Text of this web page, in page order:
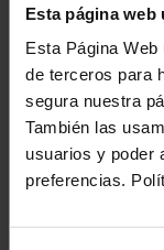
Esta página web
Esta Página
de terceros para
segura nuestra
También las
usuarios y poder
preferencias.
grado,
de virus
para un
con
terapia, fruto
ya superó
I que